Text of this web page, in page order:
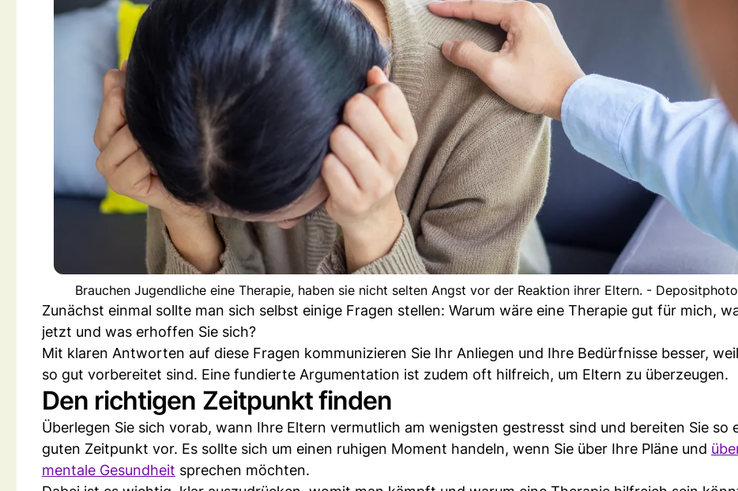
Brauchen Jugendliche eine Therapie, haben sie nicht selten Angst vor der Reaktion ihrer Eltern. -
Zunächst einmal sollte man sich selbst einige Fragen stellen: Warum wäre eine Therapie gut für mich,
jetzt und was erhoffen Sie sich?
Mit klaren Antworten auf diese Fragen kommunizieren Sie Ihr Anliegen und Ihre Bedürfnisse besser,
so gut vorbereitet sind. Eine fundierte Argumentation ist zudem oft hilfreich, um Eltern zu überzeugen.
Den richtigen Zeitpunkt finden
Überlegen Sie sich vorab, wann Ihre Eltern vermutlich am wenigsten gestresst sind und bereiten Sie so
guten Zeitpunkt vor. Es sollte sich um einen ruhigen Moment handeln, wenn Sie über Ihre Pläne und
mentale Gesundheit sprechen möchten.